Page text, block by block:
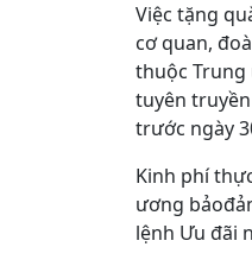
Việc tặng
cơ quan,
thuộc Trung
tuyên
trước ngày
Kinh phí
ương
lệnh Ưu đãi